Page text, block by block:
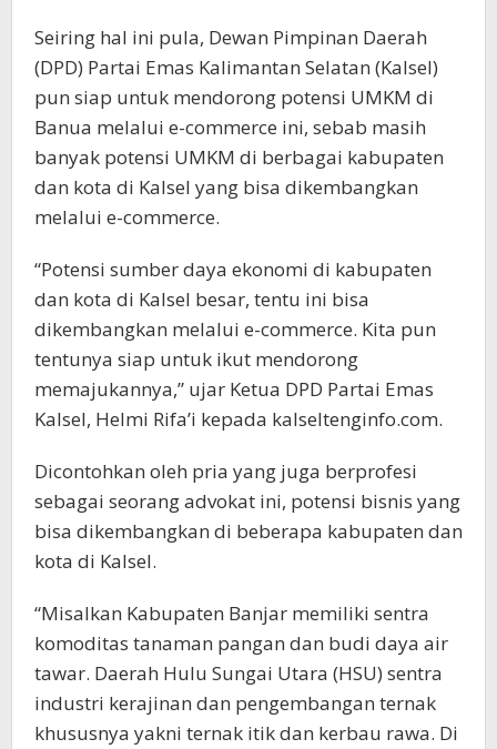
Seiring hal ini pula, Dewan Pimpinan Daerah
(DPD) Partai Emas Kalimantan Selatan (Kalsel)
pun siap untuk mendorong potensi UMKM di
Banua melalui e-commerce ini, sebab masih
banyak potensi UMKM di berbagai kabupaten
dan kota di Kalsel yang bisa dikembangkan
melalui e-commerce.
“Potensi sumber daya ekonomi di kabupaten
dan kota di Kalsel besar, tentu ini bisa
dikembangkan melalui e-commerce. Kita pun
tentunya siap untuk ikut mendorong
memajukannya,” ujar Ketua DPD Partai Emas
Kalsel, Helmi Rifa’i kepada kalseltenginfo.com.
Dicontohkan oleh pria yang juga berprofesi
sebagai seorang advokat ini, potensi bisnis yang
bisa dikembangkan di beberapa kabupaten dan
kota di Kalsel.
“Misalkan Kabupaten Banjar memiliki sentra
komoditas tanaman pangan dan budi daya air
tawar. Daerah Hulu Sungai Utara (HSU) sentra
industri kerajinan dan pengembangan ternak
khususnya yakni ternak itik dan kerbau rawa. Di